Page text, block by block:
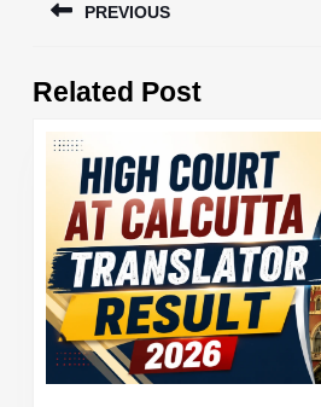
navigation
PREVIOUS
post:
Related Post